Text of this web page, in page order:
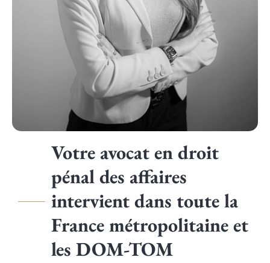
Votre avocat en droit
pénal des affaires
intervient dans toute la
France métropolitaine et
les DOM-TOM